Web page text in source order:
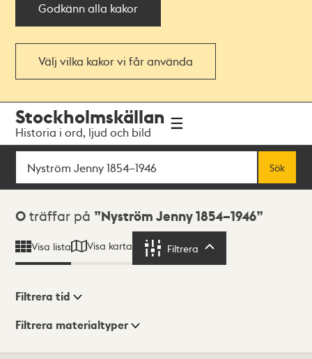
Godkänn alla kakor
Välj vilka kakor vi får använda
navigationen
huvudinnehållet
Stockholmskällan
Historia i ord, ljud och bild
Sök
Sök
Sökresultat
0 träffar på Nyström Jenny 1854–1946
Visa lista Visa karta Filtrera
Visningsläge
Filtrera tid
Filtrera materialtyper